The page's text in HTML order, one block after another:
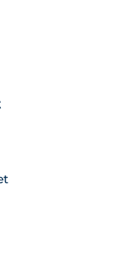
en isolation